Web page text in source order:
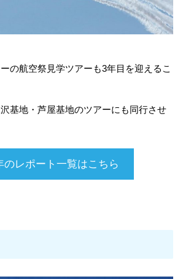
の航空祭見学ツアーも3年目を迎えるこ
基地・芦屋基地のツアーにも同行させ
のレポート一覧はこちら